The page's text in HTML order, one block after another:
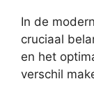
In de
cruciaal
en het
verschil